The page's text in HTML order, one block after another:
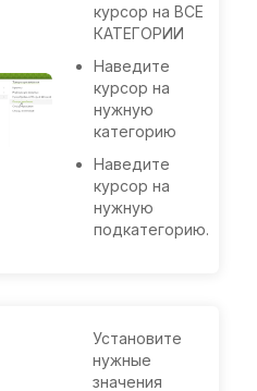
курсор на ВСЕ
КАТЕГОРИИ
Наведите
курсор на
нужную
категорию
Наведите
курсор на
нужную
подкатегорию.
Установите
нужные
значения